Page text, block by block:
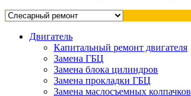
Двигатель
Капитальный ремонт двигателя
Замена ГБЦ
Замена блока цилиндров
Замена прокладки ГБЦ
Замена маслосъемных колпачков